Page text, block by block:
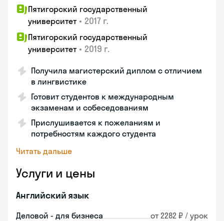
Пятигорский государственный
университет • 2017 г.
Пятигорский государственный
университет • 2019 г.
Получила магистерский диплом с отличием
в лингвистике
Готовит студентов к международным
экзаменам и собеседованиям
Прислушивается к пожеланиям и
потребностям каждого студента
Читать дальше
Услуги и цены
Английский язык
Деловой - для бизнеса от 2282 ₽ / урок